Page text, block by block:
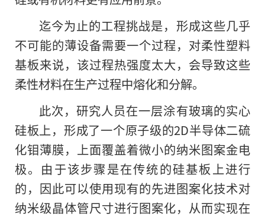
迄今为止的工程挑战是，形成这些几乎
不可能的薄设备需要一个过程，对柔性塑料
基板来说，该过程热强度太大，会导致这些
柔性材料在生产过程中熔化和分解。
此次，研究人员在一层涂有玻璃的实心
硅板上，形成了一个原子级的2D半导体二硫
化钼薄膜，上面覆盖着微小的纳米图案金电
极。由于该步骤是在传统的硅基板上进行
的，因此可以使用现有的先进图案化技术对
纳米级晶体管尺寸进行图案化，从而实现在